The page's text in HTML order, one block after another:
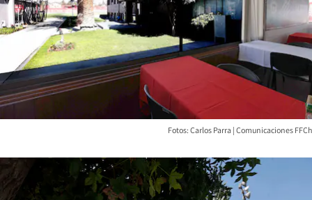
Fotos: Carlos Parra | Comunicaciones FFCh